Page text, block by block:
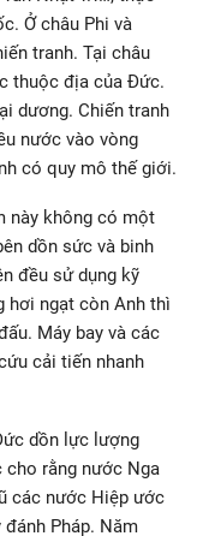
Ở châu Phi và
tranh. Tại châu
thuộc địa của Đức.
dương. Chiến tranh
nước vào vòng
có quy mô thế giới.
này không có một
dồn sức và binh
đều sử dụng kỹ
hơi ngạt còn Anh thì
Máy bay và các
cải tiến nhanh
dồn lực lượng
rằng nước Nga
các nước Hiệp ước
Pháp. Năm